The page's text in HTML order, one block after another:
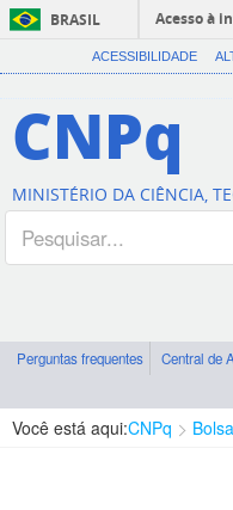
BRASIL
Acesso à
ACESSIBILIDADE
CNPq
MINISTÉRIO DA CIÊNCIA,
Perguntas frequentes Central de
Você está aqui:CNPq